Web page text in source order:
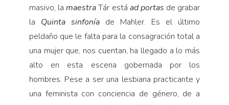
masivo, lamaestraTár está ad por­tas de grabar
la Quinta sinfonía de Mahler. Es el último
peldaño que le falta para la consagración total a
una mujer que, nos cuentan, ha llegado a lo más
alto en esta escena gobernada por los
hombres. Pese a ser una lesbiana practicante y
una feminista con conciencia de género, de a